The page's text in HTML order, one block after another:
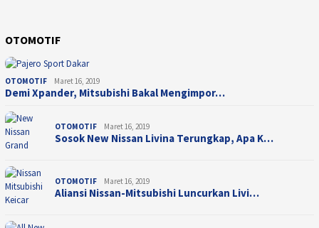
OTOMOTIF
OTOMOTIF Maret 16, 2019
Demi Xpander, Mitsubishi Bakal Mengimpor…
OTOMOTIF Maret 16, 2019
Sosok New Nissan Livina Terungkap, Apa K…
OTOMOTIF Maret 16, 2019
Aliansi Nissan-Mitsubishi Luncurkan Livi…